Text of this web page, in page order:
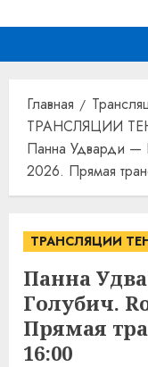
Главная
ТРАНСЛЯЦИИ
Панна Удварди —
2026. Прямая
ТРАНСЛЯЦИИ
Панна
Голубич.
Прямая
16:00